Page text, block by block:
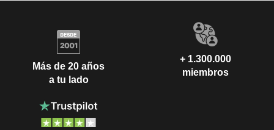
Más de 20 años
a tu lado
+ 1.300.000
miembros